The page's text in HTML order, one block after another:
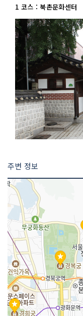
1 코스 : 북촌문화센터
<<코스 설명>>
2 코스 : 북촌 8경
주변 정보